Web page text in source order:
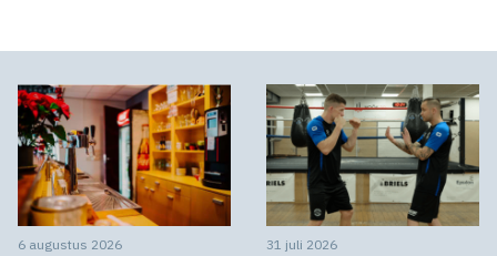
6 augustus 2026 31 juli 2026